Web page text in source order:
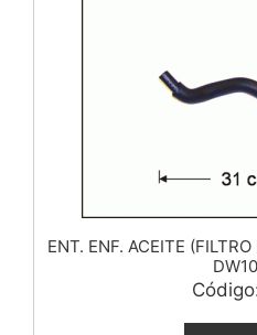
ENT. ENF. ACEITE